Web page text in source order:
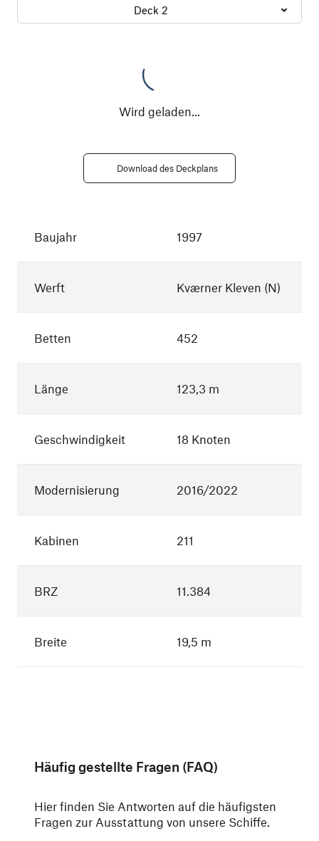
Deck 2
Wird geladen
Download des Deckplans
Baujahr 1997
Werft Kværner Kleven (N)
Betten 452
Länge 123,3 m
Geschwindigkeit 18 Knoten
Modernisierung 2016/2022
Kabinen 211
BRZ 11.384
Breite 19,5 m
Häufig gestellte Fragen (FAQ)
Hier finden Sie Antworten auf die häufigsten
Fragen zur Ausstattung von unsere Schiffe.